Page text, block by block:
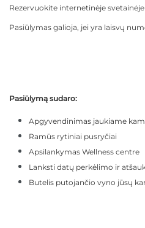
Rezervuokite internetinėje
Pasiūlymas galioja, jei yra laisvų
Pasiūlymą sudaro:
Apgyvendinimas jaukiame
Ramūs rytiniai pusryčiai
Apsilankymas Wellness centre
Lanksti datų perkėlimo ir
Butelis putojančio vyno jūsų